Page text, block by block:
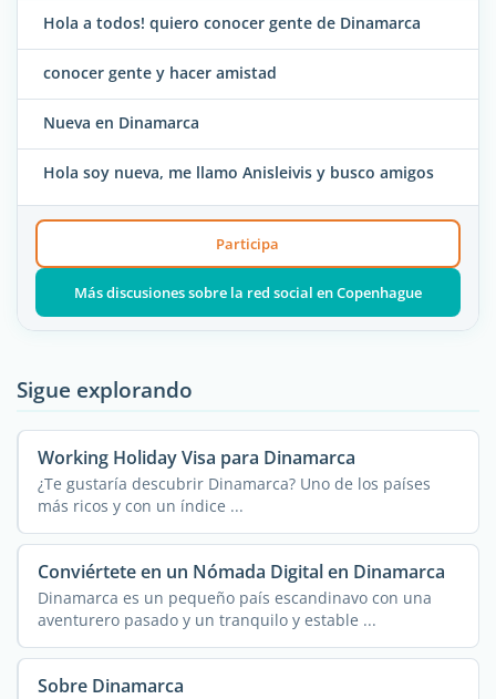
Hola a todos! quiero conocer gente de Dinamarca
conocer gente y hacer amistad
Nueva en Dinamarca
Hola soy nueva, me llamo Anisleivis y busco amigos
Participa
Más discusiones sobre la red social en Copenhague
Sigue explorando
Working Holiday Visa para Dinamarca
¿Te gustaría descubrir Dinamarca? Uno de los países
más ricos y con un índice ...
Conviértete en un Nómada Digital en Dinamarca
Dinamarca es un pequeño país escandinavo con una
aventurero pasado y un tranquilo y estable ...
Sobre Dinamarca